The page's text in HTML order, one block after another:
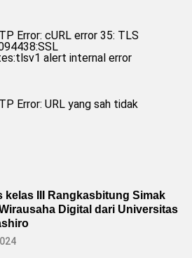
Error: cURL error 35: TLS
alert internal error
Error: URL yang sah tidak
kelas III Rangkasbitung Simak
Digital dari Universitas